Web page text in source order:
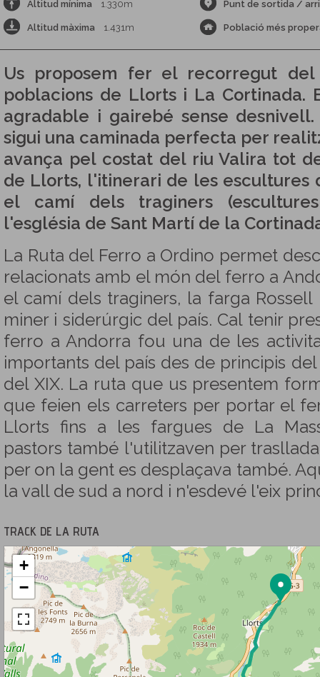
Altitud mínima 1.330m Punt de sortida /
Altitud màxima 1.431m Població més
Us proposem fer el recorregut
poblacions de Llorts i La Cortinada.
agradable i gairebé sense
sigui una caminada perfecta per
avança pel costat del riu Valira tot
de Llorts, l'itinerari de les escultures
el camí dels traginers
l'església de Sant Martí de la
La Ruta del Ferro a Ordino permet
relacionats amb el món del ferro a
el camí dels traginers, la farga Rossell
miner i siderúrgic del país. Cal tenir
ferro a Andorra fou una de les
importants del país des de principis del
del XIX. La ruta que us presentem
que feien els carreters per portar el
Llorts fins a les fargues de La
pastors també l'utilitzaven per
per on la gent es desplaçava també.
la vall de sud a nord i n'esdevé l'eix
TRACK DE LA RUTA
+
−